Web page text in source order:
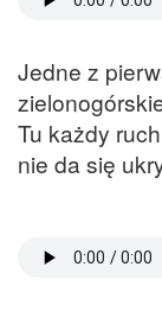
Jedne z
Tu każdy
nie da się